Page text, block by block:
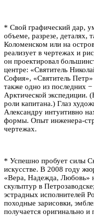
* Свой графический дар,
объеме, разрезе, деталях,
Коломенском или на
реализует в чертежах и
он проектировал
центре: «Святитель
София», «Святитель
также одно из последних
Арктической экспедиции.
роли капитана.) Глаз
Александру интуитивно
формы. Опыт инженера-
чертежах.
* Успешно пробует силы
искусстве. В 2008 году
«Вера, Надежда, Любовь»
скульптур в
эстрадных исполнителей
походные зарисовки,
получается оригинально и